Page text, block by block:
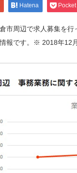
Hatena Pocket
市周辺で求人募集を
報です。※ 2018年12